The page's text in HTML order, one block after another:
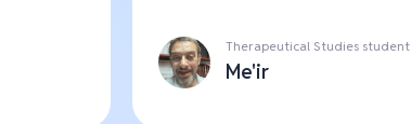
Therapeutical Studies student
Me'ir